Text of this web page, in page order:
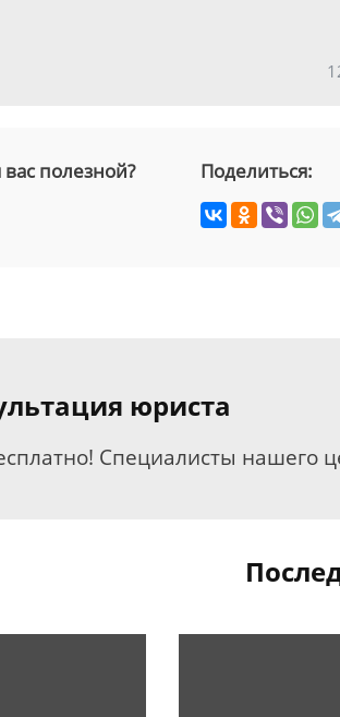
вас полезной? Поделиться:
юриста
Специалисты нашего